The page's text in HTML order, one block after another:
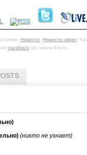
under Новости, Новости связи.
trackback на своем блоге.
(никто не узнает)